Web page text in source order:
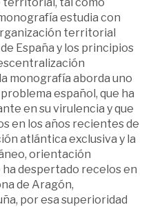
estudia con
territorial
España y los principios
monografía aborda uno
español, que ha
en su virulencia y que
en los años recientes de
atlántica exclusiva y la
orientación
despertado recelos en
de Aragón,
por esa superioridad